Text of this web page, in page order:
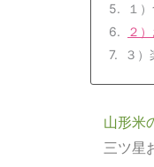
１
２
３）
山形米
三ツ星